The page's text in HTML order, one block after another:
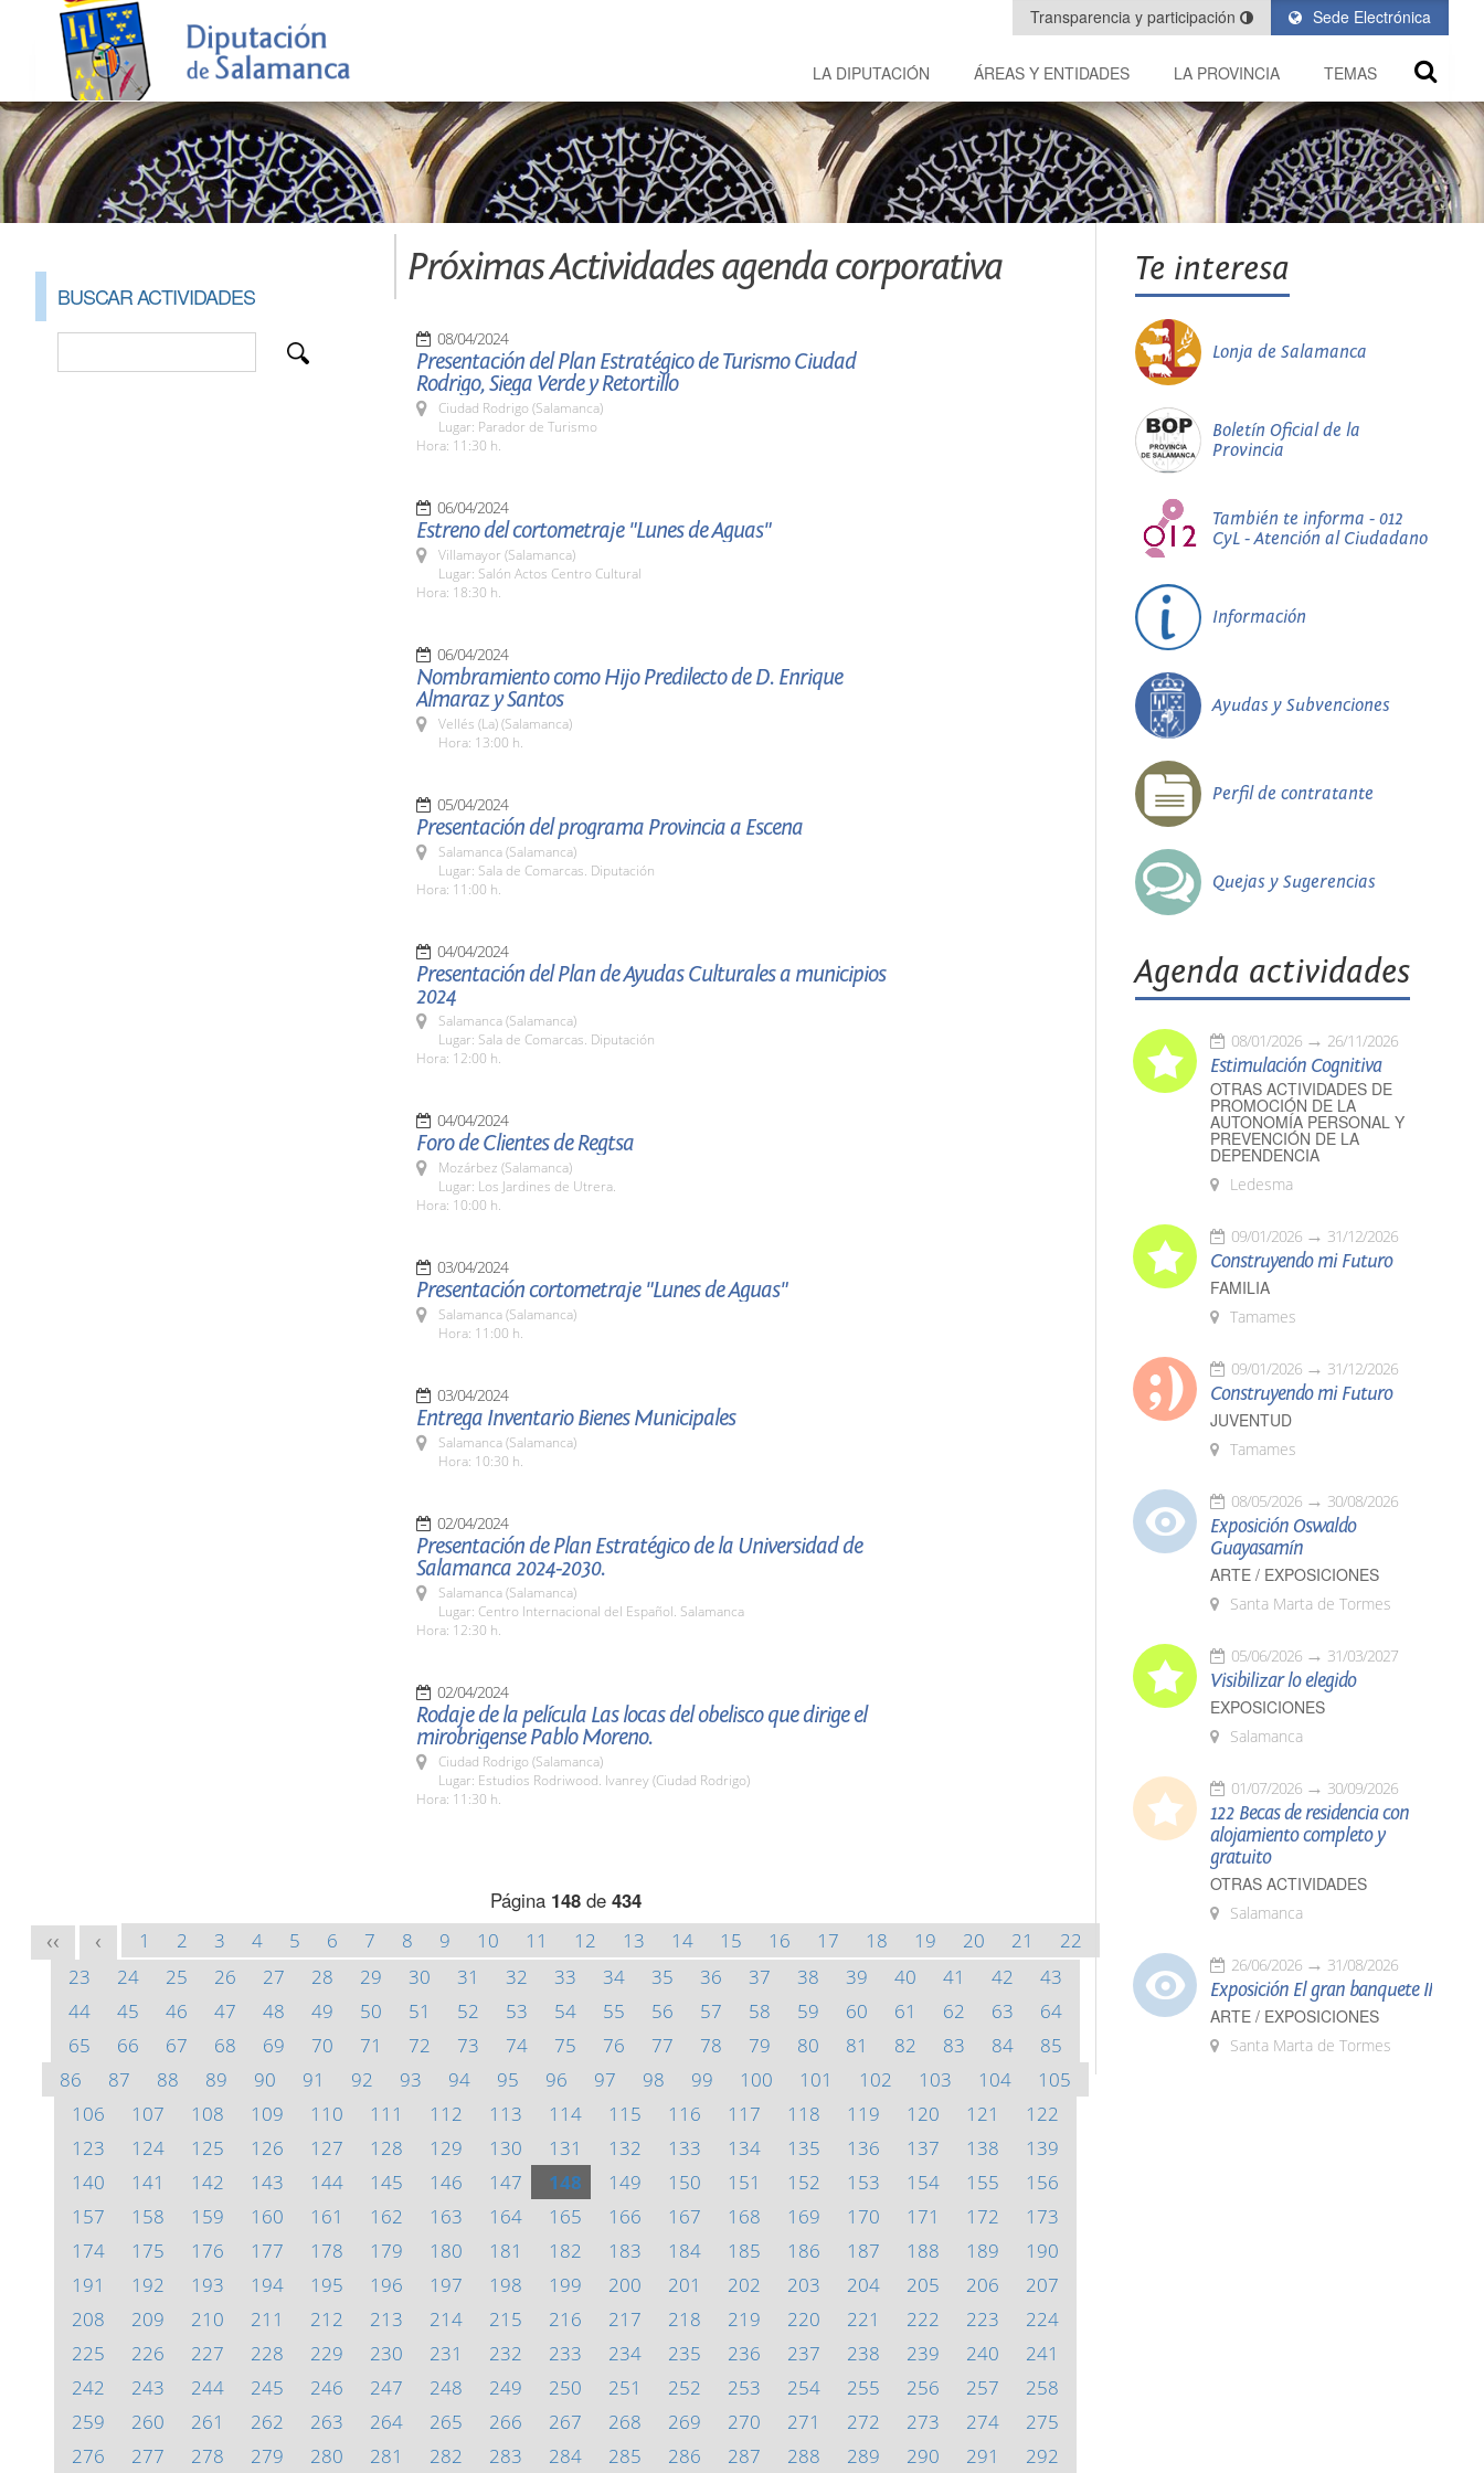
Sede Electrónica
Transparencia y participación
LA DIPUTACIÓN ÁREAS Y ENTIDADES LA PROVINCIA TEMAS
BUSCAR ACTIVIDADES
Próximas Actividades agenda corporativa
08/04/2024
Presentación del Plan Estratégico de Turismo Ciudad
Rodrigo, Siega Verde y Retortillo
Ciudad Rodrigo (Salamanca)
Lugar: Parador de Turismo
Hora: 11:30 h.
06/04/2024
Estreno del cortometraje "Lunes de Aguas"
Villamayor (Salamanca)
Lugar: Salón Actos Centro Cultural
Hora: 18:30 h.
06/04/2024
Nombramiento como Hijo Predilecto de D. Enrique
Almaraz y Santos
Vellés (La) (Salamanca)
Hora: 13:00 h.
05/04/2024
Presentación del programa Provincia a Escena
Salamanca (Salamanca)
Lugar: Sala de Comarcas. Diputación
Hora: 11:00 h.
04/04/2024
Presentación del Plan de Ayudas Culturales a municipios
2024
Salamanca (Salamanca)
Lugar: Sala de Comarcas. Diputación
Hora: 12:00 h.
04/04/2024
Foro de Clientes de Regtsa
Mozárbez (Salamanca)
Lugar: Los Jardines de Utrera.
Hora: 10:00 h.
03/04/2024
Presentación cortometraje "Lunes de Aguas"
Salamanca (Salamanca)
Hora: 11:00 h.
03/04/2024
Entrega Inventario Bienes Municipales
Salamanca (Salamanca)
Hora: 10:30 h.
02/04/2024
Presentación de Plan Estratégico de la Universidad de
Salamanca 2024-2030.
Salamanca (Salamanca)
Lugar: Centro Internacional del Español. Salamanca
Hora: 12:30 h.
02/04/2024
Rodaje de la película Las locas del obelisco que dirige el
mirobrigense Pablo Moreno.
Ciudad Rodrigo (Salamanca)
Lugar: Estudios Rodriwood. Ivanrey (Ciudad Rodrigo)
Hora: 11:30 h.
Página 148de 434
<< < 1 2 3 4 5 6 7 8 9 10 11 12 13 14 15 16 17 18 19 20 21
22
23
24 25 26 27 28 29 30 31 32 33 34 35 36 37 38 39 40 41 42
43
44
45 46 47 48 49 50 51 52 53 54 55 56 57 58 59 60 61 62 63
64
65
66 67 68 69 70 71 72 73 74 75 76 77 78 79 80 81 82 83 84
85
86
87 88 89 90 91 92 93 94 95 96 97 98 99 100 101 102 103 104
105
106
107 108 109 110 111 112 113 114 115 116 117 118 119 120 121
122
123
124 125 126 127 128 129 130 131 132 133 134 135 136 137 138
139
140
141 142 143 144 145 146 147 148 149 150 151 152 153 154 155
156
157
158 159 160 161 162 163 164 165 166 167 168 169 170 171 172
173
174
175 176 177 178 179 180 181 182 183 184 185 186 187 188 189
190
191
192 193 194 195 196 197 198 199 200 201 202 203 204 205 206
207
208
209 210 211 212 213 214 215 216 217 218 219 220 221 222 223
224
225
226 227 228 229 230 231 232 233 234 235 236 237 238 239 240
241
242
243 244 245 246 247 248 249 250 251 252 253 254 255 256 257
258
259
260 261 262 263 264 265 266 267 268 269 270 271 272 273 274
275
276
277 278 279 280 281 282 283 284 285 286 287 288 289 290 291 292
Te interesa
Lonja de Salamanca
Boletín Oficial de la
Provincia
También te informa - 012
CyL - Atención al Ciudadano
Información
Ayudas y Subvenciones
Perfil de contratante
Quejas y Sugerencias
Agenda actividades
08/01/2026 26/11/2026
Estimulación Cognitiva
OTRAS ACTIVIDADES DE
PROMOCIÓN DE LA
AUTONOMÍA PERSONAL Y
PREVENCIÓN DE LA
DEPENDENCIA
Ledesma
09/01/2026 31/12/2026
Construyendo mi Futuro
FAMILIA
Tamames
09/01/2026 31/12/2026
Construyendo mi Futuro
JUVENTUD
Tamames
08/05/2026 30/08/2026
Exposición Oswaldo
Guayasamín
ARTE / EXPOSICIONES
Santa Marta de Tormes
05/06/2026 31/03/2027
Visibilizar lo elegido
EXPOSICIONES
Salamanca
01/07/2026 30/09/2026
122 Becas de residencia con
alojamiento completo y
gratuito
OTRAS ACTIVIDADES
Salamanca
26/06/2026 31/08/2026
Exposición El gran banquete II
ARTE / EXPOSICIONES
Santa Marta de Tormes